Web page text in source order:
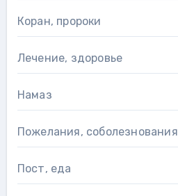
Коран, пророки
Лечение, здоровье
Намаз
Пожелания, соболезнования
Пост, еда